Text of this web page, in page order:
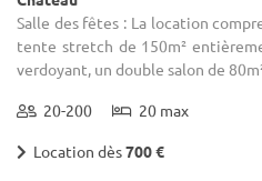
Salle des fêtes : La location
tente stretch de 150m²
verdoyant, un double salon de
20-200 20 max
Location dès700 €